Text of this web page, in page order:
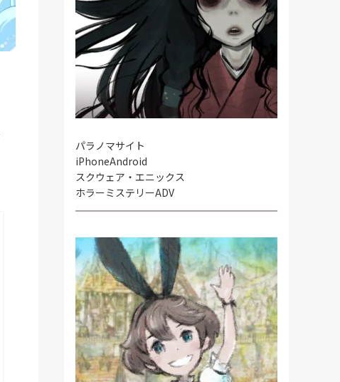
パラノマサイト
iPhoneAndroid
スクウェア・エニックス
ホラーミステリーADV